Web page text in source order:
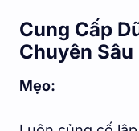
Cung Cấp
Chuyên Sâu
Mẹo: